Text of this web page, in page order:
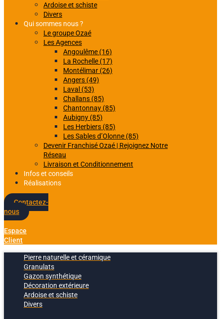
Ardoise et schiste
Divers
Qui sommes nous ?
Le groupe Ozaé
Les Agences
Angoulême (16)
La Rochelle (17)
Montélimar (26)
Angers (49)
Laval (53)
Challans (85)
Chantonnay (85)
Aubigny (85)
Les Herbiers (85)
Les Sables d’Olonne (85)
Devenir Franchisé Ozaé | Rejoignez Notre
Réseau
Livraison et Conditionnement
Infos et conseils
Réalisations
Contactez-
nous
Espace
Client
Pierre naturelle et céramique
Granulats
Gazon synthétique
Décoration extérieure
Ardoise et schiste
Divers